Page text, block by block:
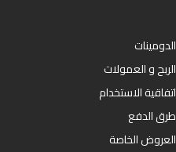
الدومينات
الربح و العمولات
اتفاقية الاستخدام
طرق الدفع
العروض الخاصة